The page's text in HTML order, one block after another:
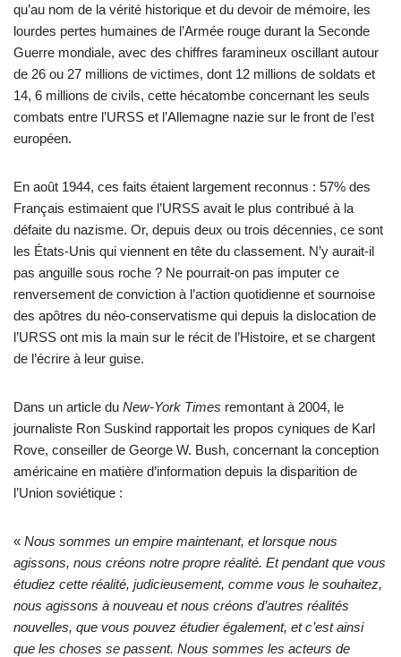
qu’au nom de la vérité historique et du devoir de mémoire, les
lourdes pertes humaines de l’Armée rouge durant la Seconde
Guerre mondiale, avec des chiffres faramineux oscillant autour
de 26 ou 27 millions de victimes, dont 12 millions de soldats et
14, 6 millions de civils, cette hécatombe concernant les seuls
combats entre l’URSS et l’Allemagne nazie sur le front de l’est
européen.
En août 1944, ces faits étaient largement reconnus : 57% des
Français estimaient que l’URSS avait le plus contribué à la
défaite du nazisme. Or, depuis deux ou trois décennies, ce sont
les États-Unis qui viennent en tête du classement. N’y aurait-il
pas anguille sous roche ? Ne pourrait-on pas imputer ce
renversement de conviction à l’action quotidienne et sournoise
des apôtres du néo-conservatisme qui depuis la dislocation de
l’URSS ont mis la main sur le récit de l’Histoire, et se chargent
de l’écrire à leur guise.
Dans un article du New-York Times remontant à 2004, le
journaliste Ron Suskind rapportait les propos cyniques de Karl
Rove, conseiller de George W. Bush, concernant la conception
américaine en matière d’information depuis la disparition de
l’Union soviétique :
« Nous sommes un empire maintenant, et lorsque nous
agissons, nous créons notre propre réalité. Et pendant que vous
étudiez cette réalité, judicieusement, comme vous le souhaitez,
nous agissons à nouveau et nous créons d’autres réalités
nouvelles, que vous pouvez étudier également, et c’est ainsi
que les choses se passent. Nous sommes les acteurs de